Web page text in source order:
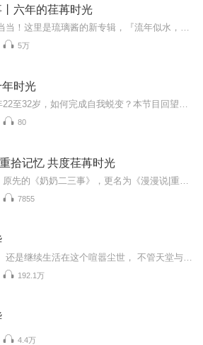
六年的荏苒时光
5万
时光
80
拾记忆 共度荏苒时光
7855
192.1万
4.4万